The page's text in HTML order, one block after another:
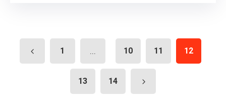
1 ... 10 11 12
13 14